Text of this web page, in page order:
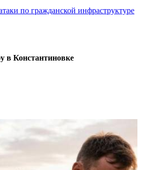
по гражданской инфраструктуре
в Константиновке